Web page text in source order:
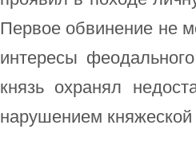
Первое обвинение не
интересы
князь охранял
нарушением княжеской